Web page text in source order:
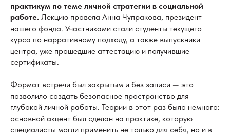
практикум по теме личной стратегии в социальной
работе. Лекцию провела Анна Чупракова, президент
нашего фонда. Участниками стали студенты текущего
курса по нарративному подходу, а также выпускники
центра, уже прошедшие аттестацию и получившие
сертификаты.
Формат встречи был закрытым и без записи — это
позволило создать безопасное пространство для
глубокой личной работы. Теории в этот раз было немного:
основной акцент был сделан на практике, которую
специалисты могли применить не только для себя, но и в